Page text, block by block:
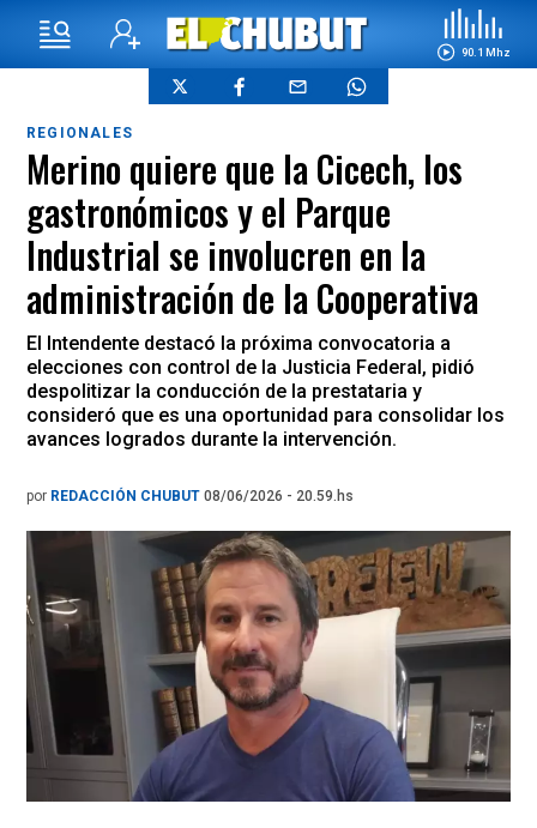
90.1 Mhz
REGIONALES
Merino quiere que la Cicech, los
gastronómicos y el Parque
Industrial se involucren en la
administración de la Cooperativa
El Intendente destacó la próxima convocatoria a
elecciones con control de la Justicia Federal, pidió
despolitizar la conducción de la prestataria y
consideró que es una oportunidad para consolidar los
avances logrados durante la intervención.
por REDACCIÓN CHUBUT 08/06/2026 - 20.59.hs